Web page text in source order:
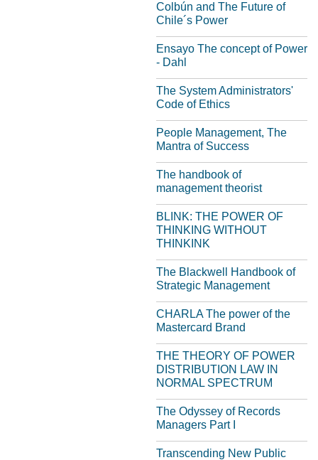
Colbún and The Future of
Chile´s Power
Ensayo The concept of Power
- Dahl
The System Administrators'
Code of Ethics
People Management, The
Mantra of Success
The handbook of
management theorist
BLINK: THE POWER OF
THINKING WITHOUT
THINKINK
The Blackwell Handbook of
Strategic Management
CHARLA The power of the
Mastercard Brand
THE THEORY OF POWER
DISTRIBUTION LAW IN
NORMAL SPECTRUM
The Odyssey of Records
Managers Part I
Transcending New Public